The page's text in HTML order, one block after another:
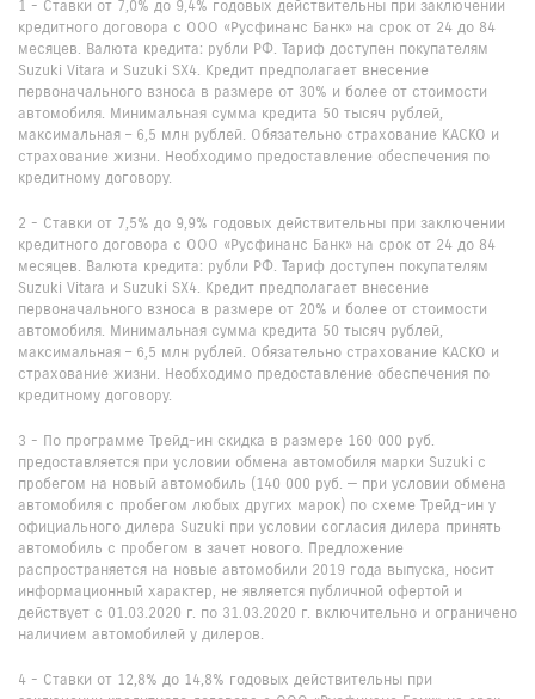
1 - Ставки от 7,0% до 9,4% годовых действительны при заключении
кредитного договора с ООО «Русфинанс Банк» на срок от 24 до 84
месяцев. Валюта кредита: рубли РФ. Тариф доступен покупателям
Suzuki Vitara и Suzuki SX4. Кредит предполагает внесение
первоначального взноса в размере от 30% и более от стоимости
автомобиля. Минимальная сумма кредита 50 тысяч рублей,
максимальная – 6,5 млн рублей. Обязательно страхование КАСКО и
страхование жизни. Необходимо предоставление обеспечения по
кредитному договору.
2 - Ставки от 7,5% до 9,9% годовых действительны при заключении
кредитного договора с ООО «Русфинанс Банк» на срок от 24 до 84
месяцев. Валюта кредита: рубли РФ. Тариф доступен покупателям
Suzuki Vitara и Suzuki SX4. Кредит предполагает внесение
первоначального взноса в размере от 20% и более от стоимости
автомобиля. Минимальная сумма кредита 50 тысяч рублей,
максимальная – 6,5 млн рублей. Обязательно страхование КАСКО и
страхование жизни. Необходимо предоставление обеспечения по
кредитному договору.
3 - По программе Трейд-ин скидка в размере 160 000 руб.
предоставляется при условии обмена автомобиля марки Suzuki с
пробегом на новый автомобиль (140 000 руб. — при условии обмена
автомобиля с пробегом любых других марок) по схеме Трейд-ин у
официального дилера Suzuki при условии согласия дилера принять
автомобиль с пробегом в зачет нового. Предложение
распространяется на новые автомобили 2019 года выпуска, носит
информационный характер, не является публичной офертой и
действует с 01.03.2020 г. по 31.03.2020 г. включительно и ограничено
наличием автомобилей у дилеров.
4 - Ставки от 12,8% до 14,8% годовых действительны при